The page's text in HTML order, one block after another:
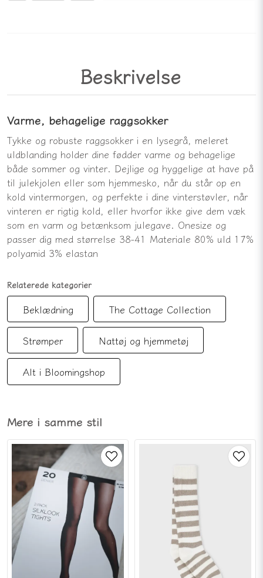
Mere i samme stil
Beskrivelse
Varme, behagelige raggsokker
Tykke og robuste raggsokker i en lysegrå, meleret
uldblanding holder dine fødder varme og behagelige
både sommer og vinter. Dejlige og hyggelige at have på
til julekjolen eller som hjemmesko, når du står op en
kold vintermorgen, og perfekte i dine vinterstøvler, når
vinteren er rigtig kold, eller hvorfor ikke give dem væk
som en varm og betænksom julegave. Onesize og
passer dig med størrelse 38-41 Materiale 80% uld 17%
polyamid 3% elastan
Relaterede kategorier
Beklædning The Cottage Collection
Strømper Nattøj og hjemmetøj
Alt i Bloomingshop